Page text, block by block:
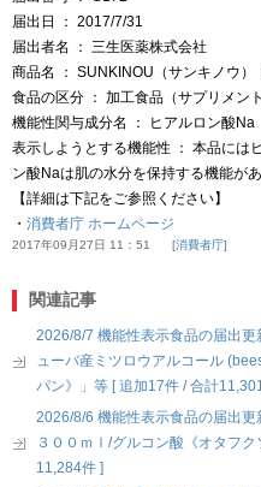
届出日 ： 2017/7/31
届出者名 ： 三生医薬株式会社
商品名 ： SUNKINOU（サンキノウ）
食品の区分 ： 加工食品（サプリメント
機能性関与成分名 ： ヒアルロン酸Na
表示しようとする機能性 ： 本品には
ン酸Naは肌の水分を保持する機能が
【詳細は下記をご参照ください】
・ 消費者庁 ホームページ
2017年09月27日 11：51 消費者庁
関連記事
2026/8/7 機能性表示食品の届出
ューバ産ミツロウアルコール
パン》」等 [ 追加17件 / 合計
2026/8/6 機能性表示食品の届出
３００ｍｌ/グルコン酸《オタフ
11,284件 ]